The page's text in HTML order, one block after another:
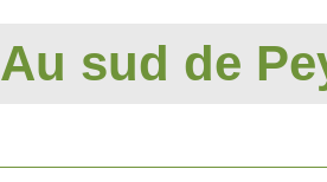
Au sud de